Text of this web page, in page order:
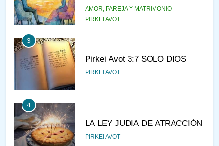
AMOR, PAREJA Y MATRIMONIO
PIRKEI AVOT
3
Pirkei Avot 3:7 SOLO DIOS
PIRKEI AVOT
4
LA LEY JUDIA DE ATRACCIÓN
PIRKEI AVOT